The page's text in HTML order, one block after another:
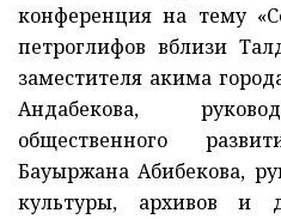
конференция на тему
петроглифов вблизи
заместителя акима
Андабекова,
общественного
Бауыржана Абибекова,
культуры, архивов и